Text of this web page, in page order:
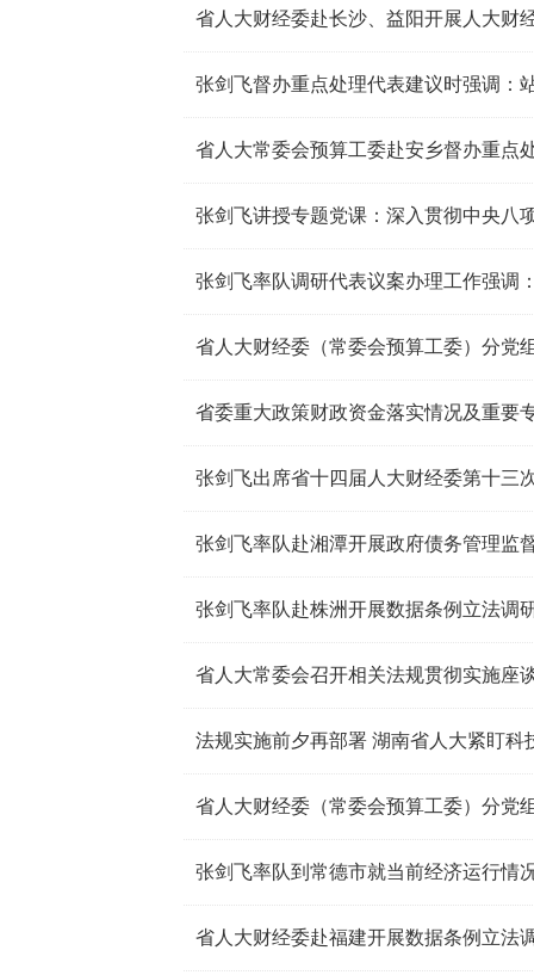
省人大财经委赴长沙、益阳开展人大财
省人大常委会预算工委赴安乡督办重点
省委重大政策财政资金落实情况及重要
张剑飞出席省十四届人大财经委第十三
张剑飞率队赴湘潭开展政府债务管理监
张剑飞率队赴株洲开展数据条例立法调
法规实施前夕再部署 湖南省人大紧盯科
张剑飞率队到常德市就当前经济运行情
省人大财经委赴福建开展数据条例立法